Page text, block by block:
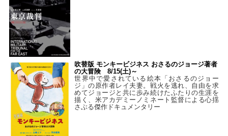
吹替版 モンキービジネス おさるのジョージ著者
の大冒険 8/15(土)～
世界中で愛されている絵本「おさるのジョー
ジ」の原作者レイ夫妻。戦火を逃れ、自由を求
めてジョージと共に歩み続けたふたりの生涯を
描く、米アカデミーノミネート監督による心揺
さぶる傑作ドキュメンタリー